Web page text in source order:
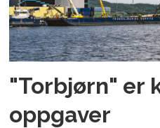
"Torbjørn" er
oppgaver